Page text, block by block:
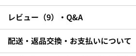
レビュー 9 ・Q&A
配送・返品交換・お支払いについて